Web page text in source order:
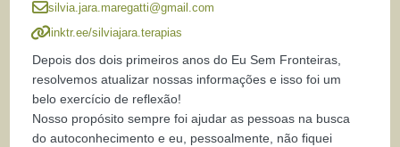
silvia.jara.maregatti@gmail.com
linktr.ee/silviajara.terapias
Depois dos dois primeiros anos do Eu Sem Fronteiras,
resolvemos atualizar nossas informações e isso foi um
belo exercício de reflexão!
Nosso propósito sempre foi ajudar as pessoas na busca
do autoconhecimento e eu, pessoalmente, não fiquei